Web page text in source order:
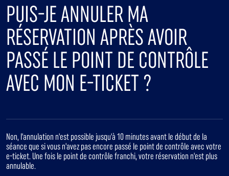
PUIS-JE ANNULER MA
RÉSERVATION APRÈS AVOIR
PASSÉ LE POINT DE CONTRÔLE
AVEC MON E-TICKET ?
Non, l'annulation n'est possible jusqu'à 10 minutes avant le début de la
séance que si vous n'avez pas encore passé le point de contrôle avec votre
e-ticket. Une fois le point de contrôle franchi, votre réservation n'est plus
annulable.